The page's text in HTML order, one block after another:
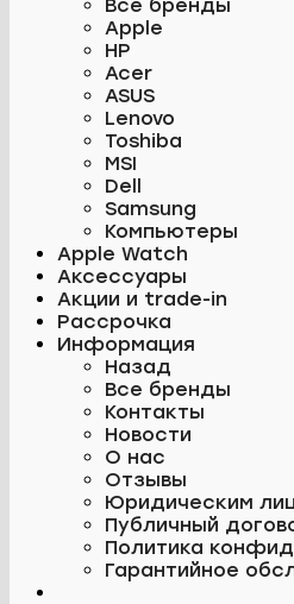
Все бренды
Apple
HP
Acer
ASUS
Lenovo
Toshiba
MSI
Dell
Samsung
Компьютеры
Apple Watch
Аксессуары
Акции и trade-in
Рассрочка
Информация
Назад
Все бренды
Контакты
Новости
О нас
Отзывы
Юридическим
Публичный
Политика
Гарантийное